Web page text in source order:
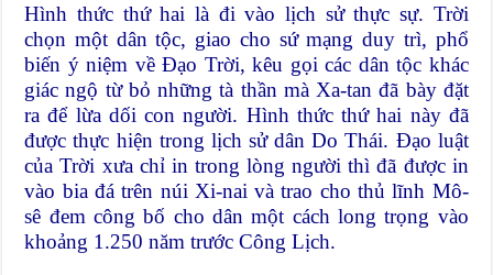
Hình thức thứ hai là đi vào lịch sử thực sự. Trời
chọn một dân tộc, giao cho sứ mạng duy trì, phổ
biến ý niệm về Đạo Trời, kêu gọi các dân tộc khác
giác ngộ từ bỏ những tà thần mà Xa-tan đã bày đặt
ra để lừa dối con người. Hình thức thứ hai này đã
được thực hiện trong lịch sử dân Do Thái. Đạo luật
của Trời xưa chỉ in trong lòng người thì đã được in
vào bia đá trên núi Xi-nai và trao cho thủ lĩnh Mô-
sê đem công bố cho dân một cách long trọng vào
khoảng 1.250 năm trước Công Lịch.